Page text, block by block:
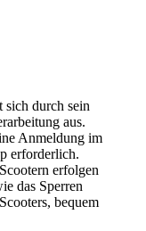
durch sein
aus.
Anmeldung im
erforderlich.
erfolgen
das Sperren
bequem